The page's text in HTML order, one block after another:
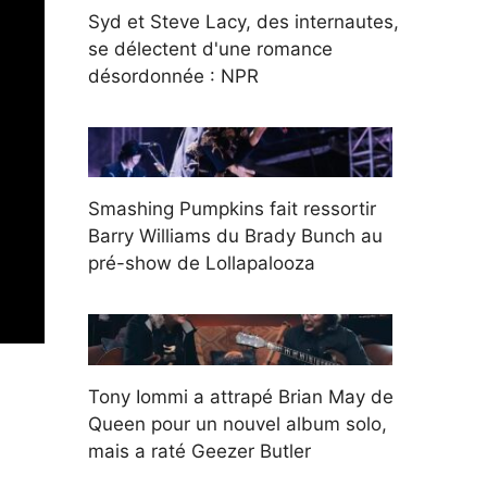
Syd et Steve Lacy, des internautes,
se délectent d'une romance
désordonnée : NPR
Smashing Pumpkins fait ressortir
Barry Williams du Brady Bunch au
pré-show de Lollapalooza
Tony Iommi a attrapé Brian May de
Queen pour un nouvel album solo,
mais a raté Geezer Butler